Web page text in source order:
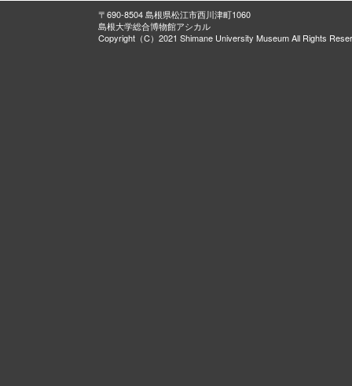
〒690-8504 島根県松江市西川津町1060
島根大学総合博物館アシカル
Copyright（C）2021 Shimane University Museum All Rights